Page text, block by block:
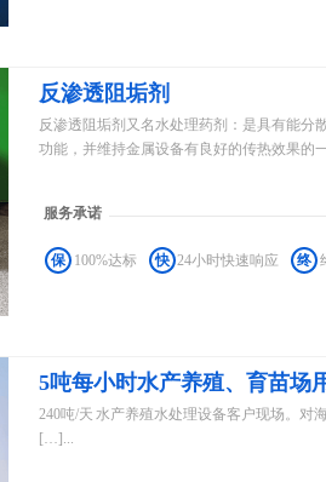
反渗透阻垢剂
反渗透阻垢剂又名水处理药剂：是具有能分
功能，并维持金属设备有良好的传热效果的
服务承诺
保 100%达标 快 24小时快速响应 终
5吨每小时水产养殖、育苗场
240吨/天 水产养殖水处理设备客户现场。对
[…]...